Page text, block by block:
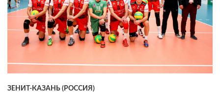
ЗЕНИТ-КАЗАНЬ (РОССИЯ)